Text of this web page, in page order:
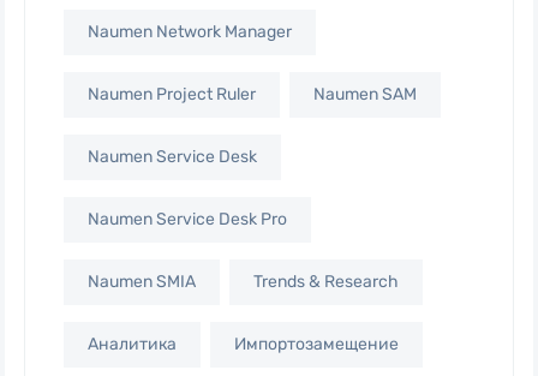
Naumen Network Manager
Naumen Project Ruler Naumen SAM
Naumen Service Desk
Naumen Service Desk Pro
Naumen SMIA Trends & Research
Аналитика Импортозамещение